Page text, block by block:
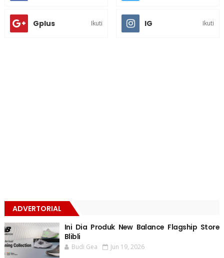
Gplus Ikuti IG Ikuti
ADVERTORIAL
Ini Dia Produk New Balance Flagship Store
Blibli
Budi Gea Jun 19, 2026